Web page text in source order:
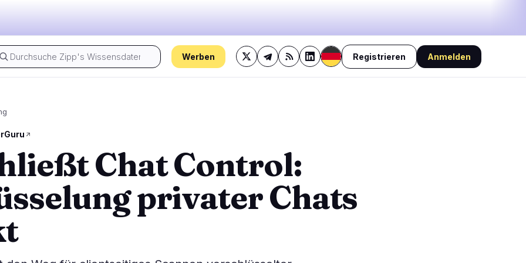
Werben Registrieren Anmelden
7
5
Regierung 6
Recht 0
Compliance
Steuer 1
3
Exploits 0
Betrügereien 0
Warnungen 0
NEUTRAL
Bitcoin: BIP-110-Fork stockt
nach nur zwei Blöcken
Chat Control:
privater Chats